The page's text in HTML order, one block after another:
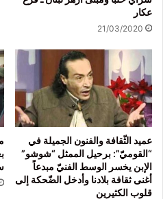
عكار
21/03/2020
عميد الثّقافة والفنون الجميلة في
“القوميّ”: برحيل الممثل “شوشو”
الإبن يخسر الوسط الفنيّ مبدعاً
أغنى ثقافة بلادنا وأدخل الضّحكة إلى
قلوب الكثيرين